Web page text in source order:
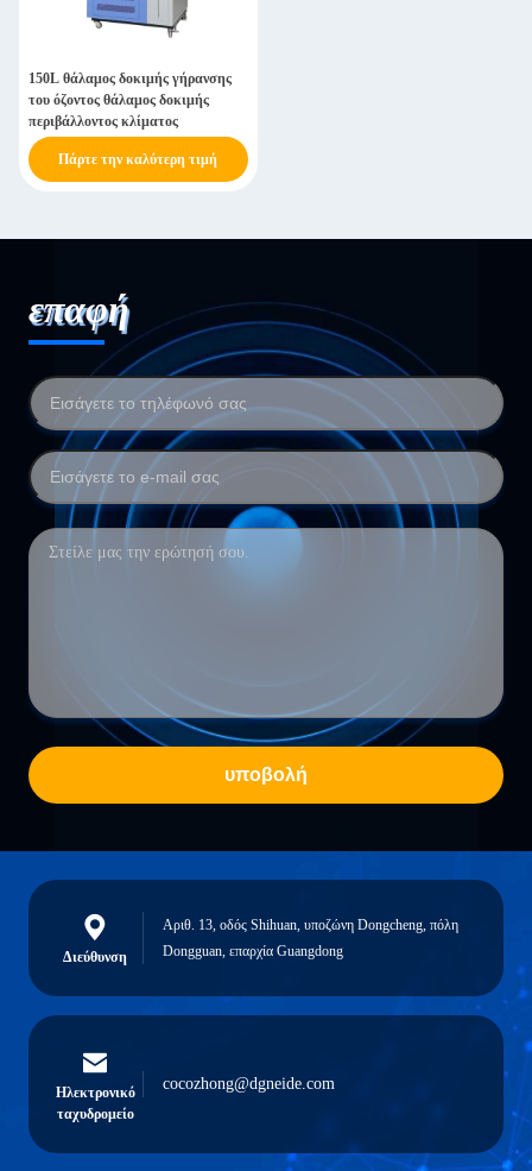
150L θάλαμος δοκιμής γήρανσης
του όζοντος θάλαμος δοκιμής
περιβάλλοντος κλίματος
Πάρτε την καλύτερη τιμή
επαφή
υποβολή
Διεύθυνση
Αριθ. 13, οδός Shihuan, υποζώνη Dongcheng, πόλη
Dongguan, επαρχία Guangdong
Ηλεκτρονικό
ταχυδρομείο
cocozhong@dgneide.com